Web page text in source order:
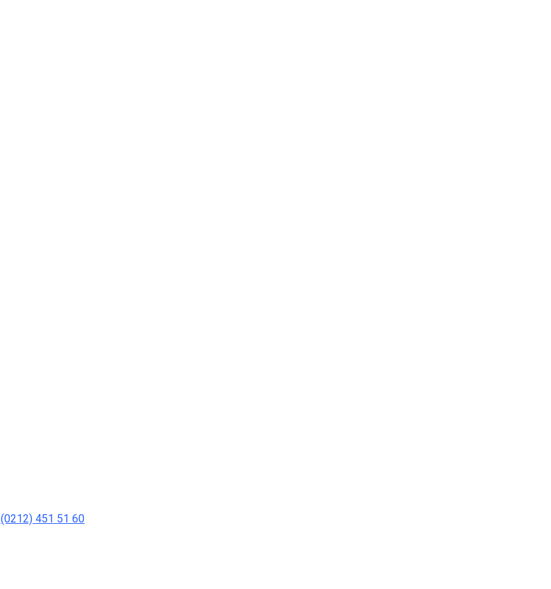
(0212) 451 51 60